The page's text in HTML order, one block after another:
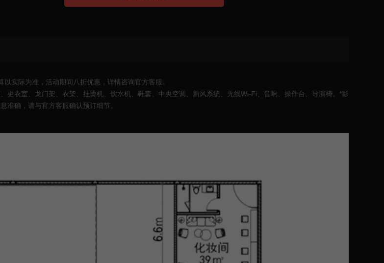
实际为准，活动期间八折优惠，详情咨询官方客服。
更衣室、龙门架、衣架、挂烫机、饮水机、鞋套、中央空调、新风系统、无线Wi-Fi、音响、操作台、导演椅。*影
准确，请与官方客服确认预订细节。